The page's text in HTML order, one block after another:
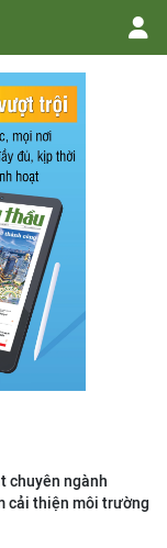
chuyên ngành
cải thiện môi trường